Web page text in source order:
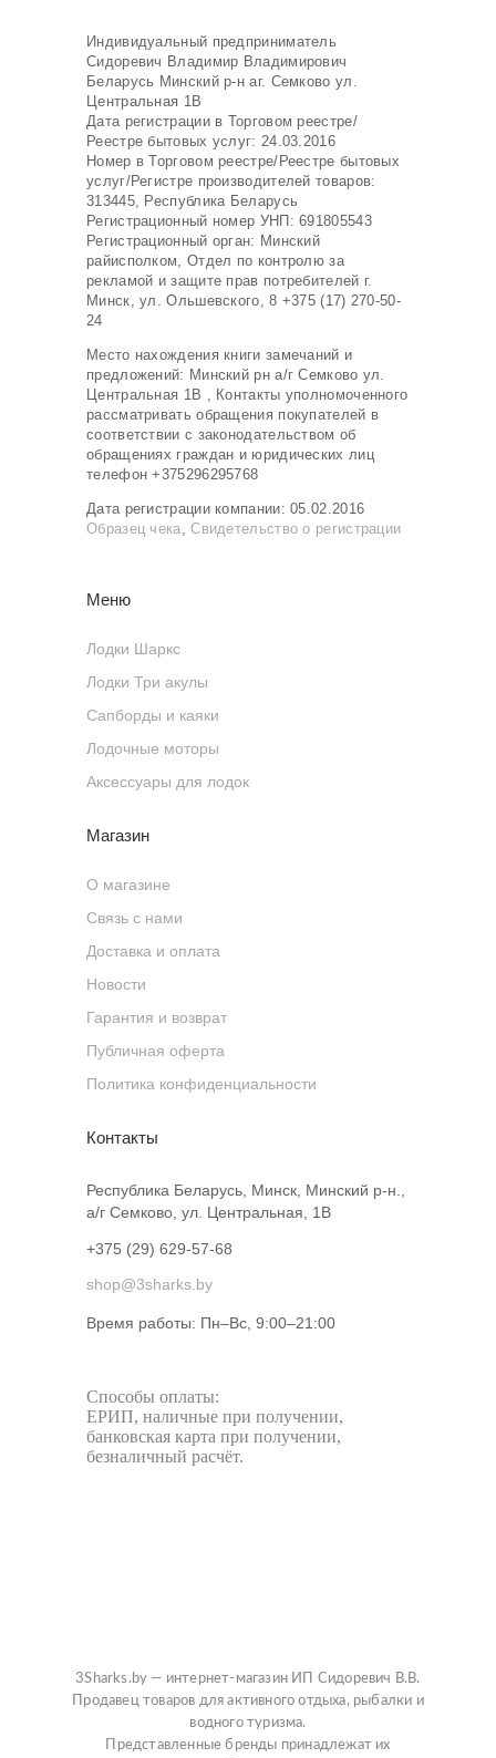
Индивидуальный предприниматель
Сидоревич Владимир Владимирович
Беларусь Минский р-н аг. Семково ул.
Центральная 1В
Дата регистрации в Торговом реестре/
Реестре бытовых услуг: 24.03.2016
Номер в Торговом реестре/Реестре бытовых
услуг/Регистре производителей товаров:
313445, Республика Беларусь
Регистрационный номер УНП: 691805543
Регистрационный орган: Минский
райисполком, Отдел по контролю за
рекламой и защите прав потребителей г.
Минск, ул. Ольшевского, 8 +375 (17) 270-50-
24
Место нахождения книги замечаний и
предложений: Минский рн а/г Семково ул.
Центральная 1В , Контакты уполномоченного
рассматривать обращения покупателей в
соответствии с законодательством об
обращениях граждан и юридических лиц
телефон +375296295768
Дата регистрации компании: 05.02.2016
Образец чека ,Свидетельство о регистрации
Меню
Лодки Шаркс
Лодки Три акулы
Сапборды и каяки
Лодочные моторы
Аксессуары для лодок
Магазин
О магазине
Связь с нами
Доставка и оплата
Новости
Гарантия и возврат
Публичная оферта
Политика конфиденциальности
Контакты
Республика Беларусь, Минск, Минский р-н.,
а/г Семково, ул. Центральная, 1В
+375 (29) 629-57-68
shop@3sharks.by
Время работы: Пн–Вс, 9:00–21:00​
Способы оплаты:
ЕРИП, наличные при получении,
банковская карта при получении,
безналичный расчёт.
3Sharks.by — интернет-магазин ИП Сидоревич В.В.
Продавец товаров для активного отдыха, рыбалки и
водного туризма.
Представленные бренды принадлежат их